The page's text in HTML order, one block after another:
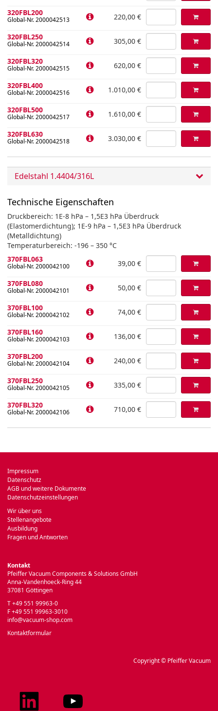
320FBL200
Global-Nr. 2000042513 220,00 €
320FBL250
Global-Nr. 2000042514 305,00 €
320FBL320
Global-Nr. 2000042515 620,00 €
320FBL400
Global-Nr. 2000042516 1.010,00 €
320FBL500
Global-Nr. 2000042517 1.610,00 €
320FBL630
Global-Nr. 2000042518 3.030,00 €
Edelstahl 1.4404/316L
Technische Eigenschaften
Druckbereich: 1E-8 hPa – 1,5E3 hPa Überdruck
(Elastomerdichtung); 1E-9 hPa – 1,5E3 hPa Überdruck
(Metalldichtung)
Temperaturbereich: -196 – 350 °C
370FBL063
Global-Nr. 2000042100 39,00 €
370FBL080
Global-Nr. 2000042101 50,00 €
370FBL100
Global-Nr. 2000042102 74,00 €
370FBL160
Global-Nr. 2000042103 136,00 €
370FBL200
Global-Nr. 2000042104 240,00 €
370FBL250
Global-Nr. 2000042105 335,00 €
370FBL320
Global-Nr. 2000042106 710,00 €
Impressum
Datenschutz
AGB und weitere Dokumente
Datenschutzeinstellungen
Wir über uns
Stellenangebote
Ausbildung
Fragen und Antworten
Kontakt
Pfeiffer Vacuum Components & Solutions GmbH
Anna-Vandenhoeck-Ring 44
37081 Göttingen
T +49 551 99963-0
F +49 551 99963-3010
info@vacuum-shop.com
Kontaktformular
Copyright © Pfeiffer Vacuum